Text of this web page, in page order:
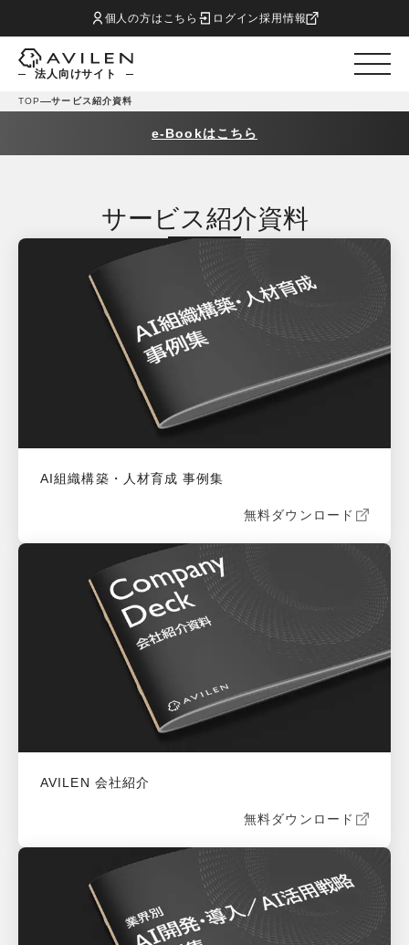
個人の方はこちら ログイン採用情報
法人向けサイト
TOP サービス紹介資料
e-Bookはこちら
サービス紹介資料
AI組織構築・人材育成 事例集
無料ダウンロード
AVILEN 会社紹介
無料ダウンロード